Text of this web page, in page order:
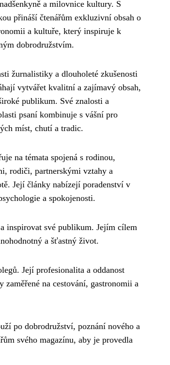
a milovnice kultury. S
přináší čtenářům exkluzivní obsah o
a kultuře, který inspiruje k
dobrodružstvím.
žurnalistiky a dlouholeté zkušenosti
vytvářet kvalitní a zajímavý obsah,
publikum. Své znalosti a
psaní kombinuje s vášní pro
míst, chutí a tradic.
na témata spojená s rodinou,
rodiči, partnerskými vztahy a
Její články nabízejí poradenství v
a spokojenosti.
inspirovat své publikum. Jejím cílem
a šťastný život.
Její profesionalita a oddanost
na cestování, gastronomii a
po dobrodružství, poznání nového a
svého magazínu, aby je provedla